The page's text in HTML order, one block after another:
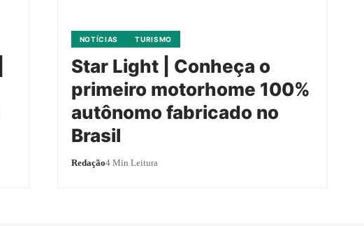
NOTÍCIAS TURISMO
Star Light | Conheça o
primeiro motorhome 100%
autônomo fabricado no
Brasil
Redação4 Min Leitura